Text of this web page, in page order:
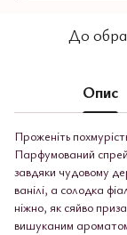
До
Опис
Проженіть
Парфумований спрей
завдяки чудовому
ванілі, а солодка
ніжно, як сяйво
вишуканим